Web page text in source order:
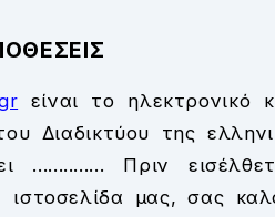
είναι το ηλεκτρονικό
Διαδικτύου της
.............. Πριν
ιστοσελίδα μας, σας